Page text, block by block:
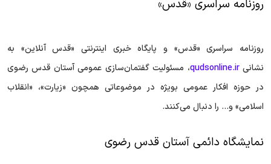
روزنامه سراسری «قدس»
روزنامه سراسری «قدس» و پایگاه خبری اینترنتی «قدس آنلاین» به
نشانیqudsonline.ir، مسئولیت گفتمان‌سازی عمومی آستان قدس رضوی
در حوزه افکار عمومی بویژه در موضوعاتی همچون «زیارت»، «انقلاب
اسلامی» و... را دنبال می‌کنند.
نمایشگاه دائمی آستان قدس رضوی